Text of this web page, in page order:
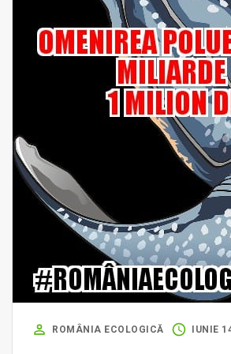
ROMÂNIA ECOLOGICĂ IUNIE